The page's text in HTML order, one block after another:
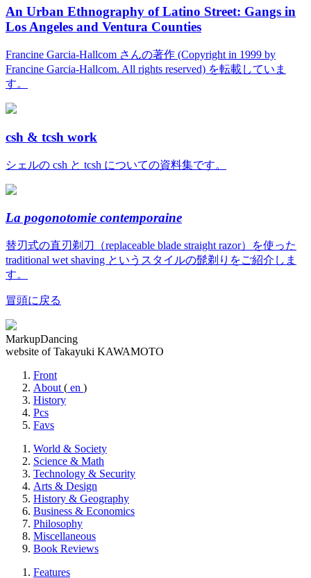
An Urban Ethnography of Latino Street: Gangs in
Los Angeles and Ventura Counties
Francine Garcia-Hallcom さんの著作 (Copyright in 1999 by
Francine Garcia-Hallcom. All rights reserved) を転載していま
す。
csh & tcsh work
シェルの csh と tcsh についての資料集です。
La pogonotomie contemporaine
替刃式の直刃剃刀（replaceable blade straight razor）を使った
traditional wet shaving というスタイルの髭剃りをご紹介しま
す。
冒頭に戻る
MarkupDancing
website of Takayuki KAWAMOTO
Front
About ( en )
History
Pcs
Favs
World & Society
Science & Math
Technology & Security
Arts & Design
History & Geography
Business & Economics
Philosophy
Miscellaneous
Book Reviews
Features